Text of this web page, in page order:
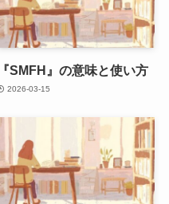
『SMFH』の意味と使い方
2026-03-15